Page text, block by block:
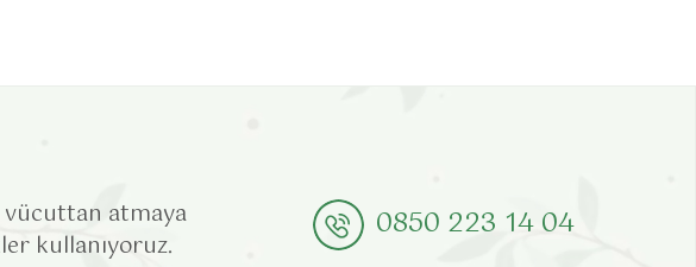
atmaya
kullanıyoruz.
0850 223 14 04